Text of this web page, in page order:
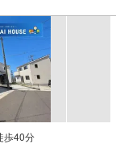
歩40分